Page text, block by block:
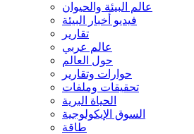
عالم البيئة والحيوان
فيديو أخبار البيئة
تقارير
عالم عربي
حول العالم
حوارات وتقارير
تحقيقات وملفات
الحياة البرية
السوق الإيكولوجية
طاقة